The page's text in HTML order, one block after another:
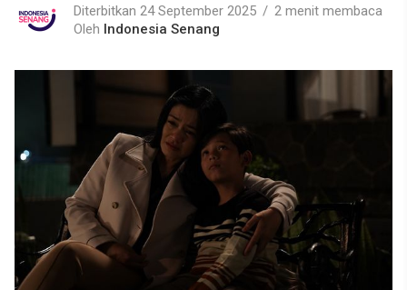
Diterbitkan 24 September 2025
2 menit membaca
Oleh Indonesia Senang